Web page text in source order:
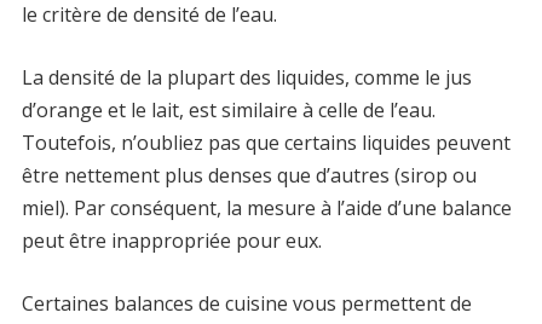
le critère de densité de l’eau.
La densité de la plupart des liquides, comme le jus
d’orange et le lait, est similaire à celle de l’eau.
Toutefois, n’oubliez pas que certains liquides peuvent
être nettement plus denses que d’autres (sirop ou
miel). Par conséquent, la mesure à l’aide d’une balance
peut être inappropriée pour eux.
Certaines balances de cuisine vous permettent de